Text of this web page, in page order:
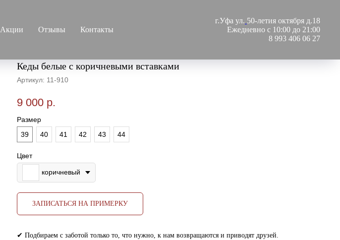
Акции Отзывы Контакты
г.Уфа ул. 50-летия октября д.18
Ежедневно с 10:00 до 21:00
8 993 406 06 27
Кеды белые с коричневыми вставками
Артикул: 11-910
9 000 р.
Размер
39
40 41 42 43 44
Цвет
коричневый
ЗАПИСАТЬСЯ НА ПРИМЕРКУ
✔ Подбираем с заботой только то, что нужно, к нам возвращаются и приводят друзей.